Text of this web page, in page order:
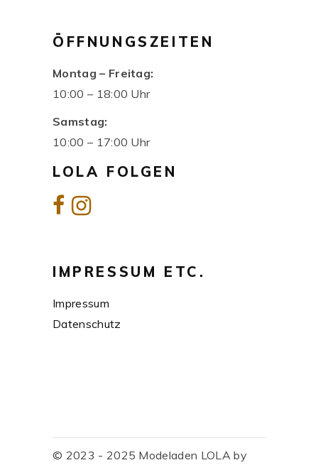
ÖFFNUNGSZEITEN
Montag – Freitag:
10:00 – 18:00 Uhr
Samstag:
10:00 – 17:00 Uhr
LOLA FOLGEN
IMPRESSUM ETC.
Impressum
Datenschutz
© 2023 - 2025 Modeladen LOLA by